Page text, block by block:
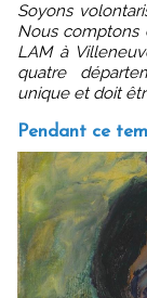
Soyons
Nous comptons
LAM à
quatre
unique et doit
Pendant ce